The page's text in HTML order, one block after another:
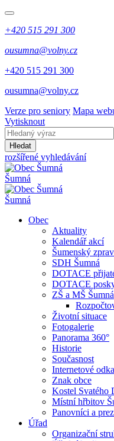
+420 515 291 300
ousumna@volny.cz
+420 515 291 300
ousumna@volny.cz
Verze pro seniory Mapa
Vytisknout
Hledat
rozšířené vyhledávání
Šumná
Šumná
Obec
Aktuality
Kalendář akcí
Šumenský
SDH Šumná
DOTACE
DOTACE
ZŠ a MŠ Šumná
Životní situace
Fotogalerie
Panorama 360°
Historie
Současnost
Internetové
Znak obce
Kostel Svatého
Místní hřbitov
Panovníci a
Úřad
Organizační